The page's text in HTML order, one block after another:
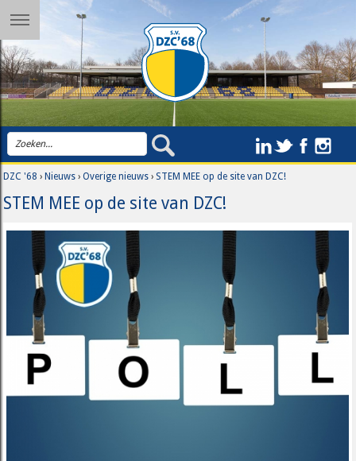
DZC '68 ›Nieuws ›Overige nieuws › STEM MEE op de site van DZC!
STEM MEE op de site van DZC!